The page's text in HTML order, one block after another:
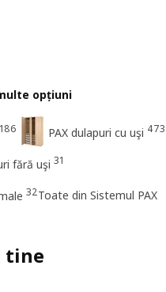
opțiuni
186 PAX dulapuri cu uşi 473
fără uşi 31
32Toate din Sistemul PAX
tine